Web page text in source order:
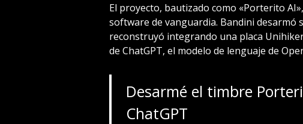
El proyecto, bautizado como «Porterito
software de vanguardia. Bandini desarmó
reconstruyó integrando una placa
de ChatGPT, el modelo de lenguaje de
Desarmé el timbre
ChatGPT